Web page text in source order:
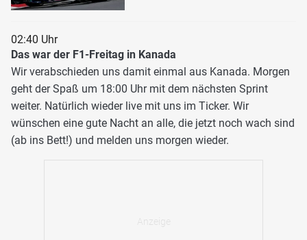
02:40 Uhr
Das war der F1-Freitag in Kanada
Wir verabschieden uns damit einmal aus Kanada. Morgen
geht der Spaß um 18:00 Uhr mit dem nächsten Sprint
weiter. Natürlich wieder live mit uns im Ticker. Wir
wünschen eine gute Nacht an alle, die jetzt noch wach sind
(ab ins Bett!) und melden uns morgen wieder.